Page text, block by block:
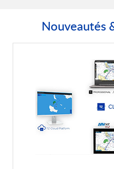
Nouveautés